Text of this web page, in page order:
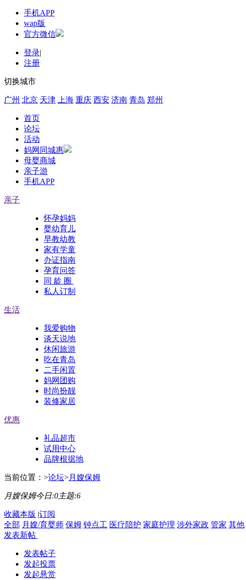
手机APP
wap版
官方微信
登录|
注册
切换城市
广州 北京 天津 上海 重庆 西安 济南 青岛 郑州
首页
论坛
活动
妈网同城惠
母婴商城
亲子游
手机APP
亲子
怀孕妈妈
婴幼育儿
早教幼教
家有学童
办证指南
孕育问答
同 龄 圈
私人订制
生活
我爱购物
谈天说地
休闲旅游
吃在青岛
二手闲置
妈网团购
时尚扮靓
装修家居
优惠
礼品超市
试用中心
品牌根据地
当前位置： >论坛>月嫂保姆
月嫂保姆今日:0主题:6
收藏本版 |订阅
全部 月嫂/育婴师 保姆 钟点工 医疗陪护 家庭护理 涉外家政 管家 其他
发表新帖
发表帖子
发起投票
发起悬赏